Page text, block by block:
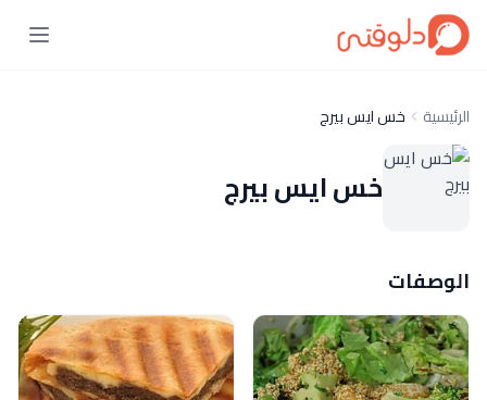
الرئيسية خس ايس بيرج
خس ايس بيرج
الوصفات